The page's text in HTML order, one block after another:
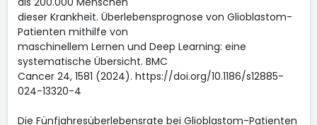
dieser Krankheit. Überlebensprognose von Glioblastom-
Patienten mithilfe von
maschinellem Lernen und Deep Learning: eine
systematische Übersicht. BMC
Cancer 24, 1581 (2024). https://doi.org/10.1186/s12885-
024-13320-4
Die Fünfjahresüberlebensrate bei Glioblastom-Patienten